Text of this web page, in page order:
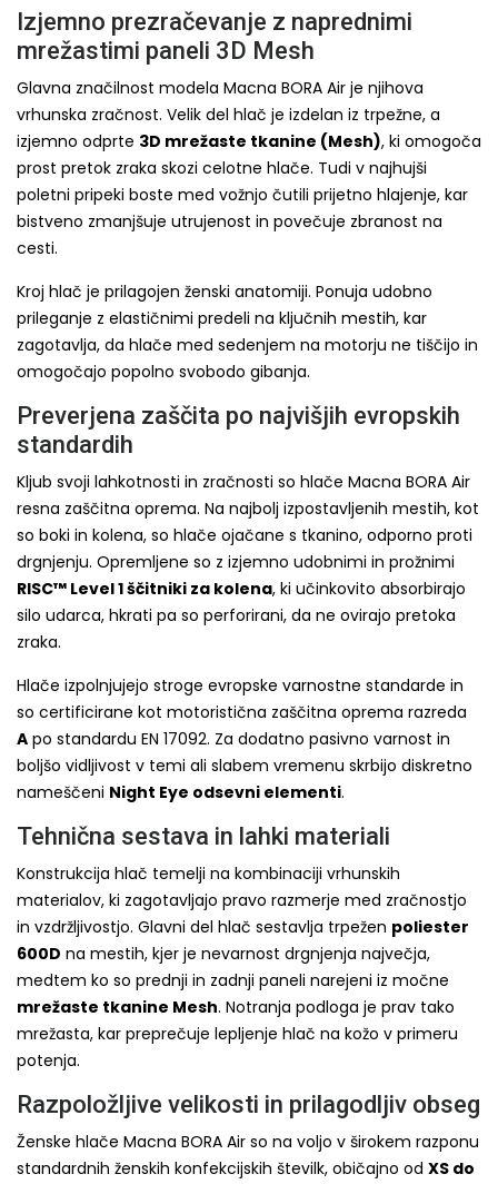
Izjemno prezračevanje z naprednimi
mrežastimi paneli 3D Mesh
Glavna značilnost modela Macna BORA Air je njihova
vrhunska zračnost. Velik del hlač je izdelan iz trpežne, a
izjemno odprte 3D mrežaste tkanine (Mesh), ki omogoča
prost pretok zraka skozi celotne hlače. Tudi v najhujši
poletni pripeki boste med vožnjo čutili prijetno hlajenje, kar
bistveno zmanjšuje utrujenost in povečuje zbranost na
cesti.
Kroj hlač je prilagojen ženski anatomiji. Ponuja udobno
prileganje z elastičnimi predeli na ključnih mestih, kar
zagotavlja, da hlače med sedenjem na motorju ne tiščijo in
omogočajo popolno svobodo gibanja.
Preverjena zaščita po najvišjih evropskih
standardih
Kljub svoji lahkotnosti in zračnosti so hlače Macna BORA Air
resna zaščitna oprema. Na najbolj izpostavljenih mestih, kot
so boki in kolena, so hlače ojačane s tkanino, odporno proti
drgnjenju. Opremljene so z izjemno udobnimi in prožnimi
RISC™ Level 1 ščitniki za kolena, ki učinkovito absorbirajo
silo udarca, hkrati pa so perforirani, da ne ovirajo pretoka
zraka.
Hlače izpolnjujejo stroge evropske varnostne standarde in
so certificirane kot motoristična zaščitna oprema razreda
A po standardu EN 17092. Za dodatno pasivno varnost in
boljšo vidljivost v temi ali slabem vremenu skrbijo diskretno
nameščeni Night Eye odsevni elementi.
Tehnična sestava in lahki materiali
Konstrukcija hlač temelji na kombinaciji vrhunskih
materialov, ki zagotavljajo pravo razmerje med zračnostjo
in vzdržljivostjo. Glavni del hlač sestavlja trpežen poliester
600D na mestih, kjer je nevarnost drgnjenja največja,
medtem ko so prednji in zadnji paneli narejeni iz močne
mrežaste tkanine Mesh. Notranja podloga je prav tako
mrežasta, kar preprečuje lepljenje hlač na kožo v primeru
potenja.
Razpoložljive velikosti in prilagodljiv obseg
Ženske hlače Macna BORA Air so na voljo v širokem razponu
standardnih ženskih konfekcijskih številk, običajno od XS do